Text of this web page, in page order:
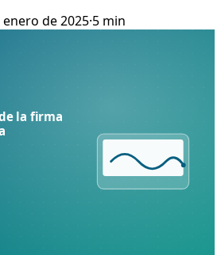
enero de 2025·5 min